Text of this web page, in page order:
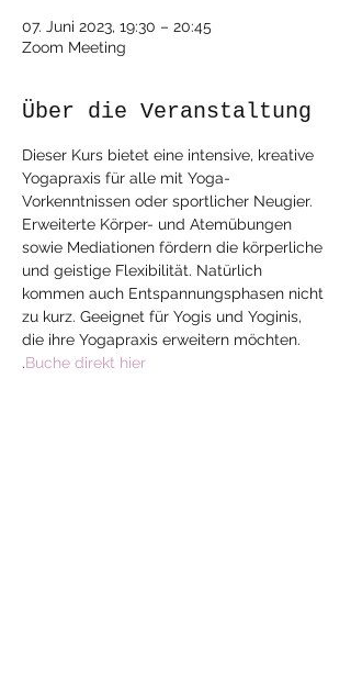
07. Juni 2023, 19:30 – 20:45
Zoom Meeting
Über die Veranstaltung
Dieser Kurs bietet eine intensive, kreative
Yogapraxis für alle mit Yoga-
Vorkenntnissen oder sportlicher Neugier.
Erweiterte Körper- und Atemübungen
sowie Mediationen fördern die körperliche
und geistige Flexibilität. Natürlich
kommen auch Entspannungsphasen nicht
zu kurz. Geeignet für Yogis und Yoginis,
die ihre Yogapraxis erweitern möchten.
.Buche direkt hier